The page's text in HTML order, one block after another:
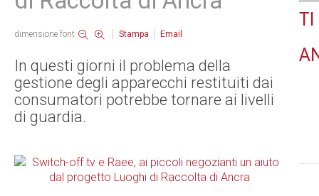
dimensione font Stampa Email
In questi giorni il problema della
gestione degli apparecchi restituiti dai
consumatori potrebbe tornare ai livelli
di guardia.
TI